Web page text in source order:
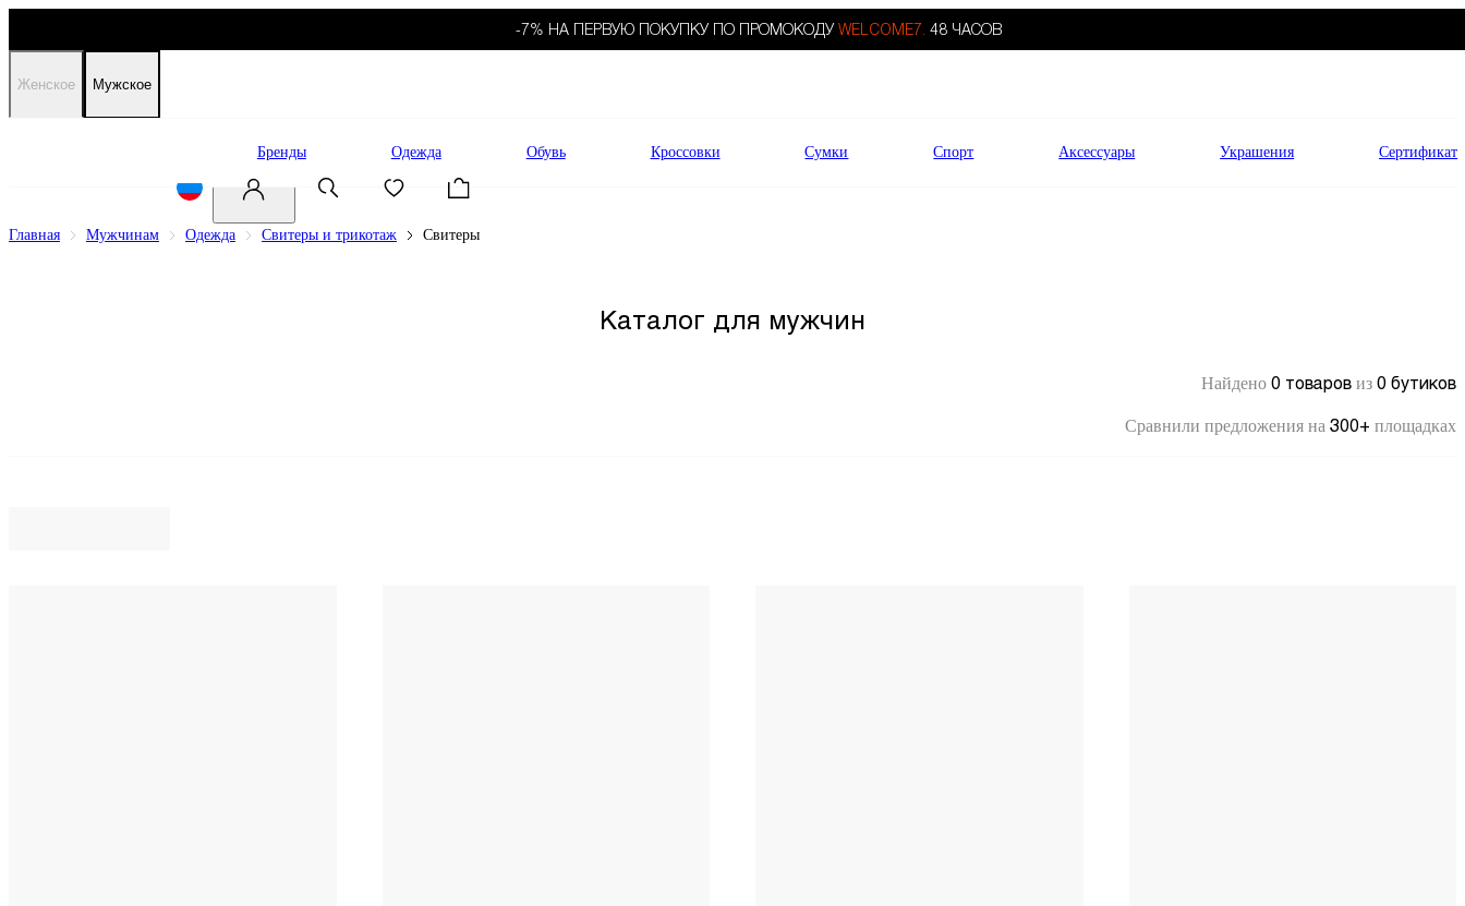
-7% НА ПЕРВУЮ ПОКУПКУ ПО ПРОМОКОДУ WELCOME7. 48 ЧАСОВ
Женское Мужское
Бренды Одежда Обувь Кроссовки Сумки Спорт Аксессуары Украшения Сертификат
Главная Мужчинам Одежда Свитеры и трикотаж Свитеры
Каталог для мужчин
Найдено 0 товаров из 0 бутиков
Сравнили предложения на 300+ площадках